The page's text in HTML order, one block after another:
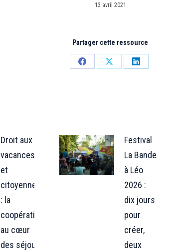
13 avril 2021
Partager cette ressource
PartagerPartagerPartager
Droit aux
vacances
et
citoyenneté
: la
coopération
au cœur
des séjours
Festival
La Bande
à Léo
2026 :
dix jours
pour
créer,
deux